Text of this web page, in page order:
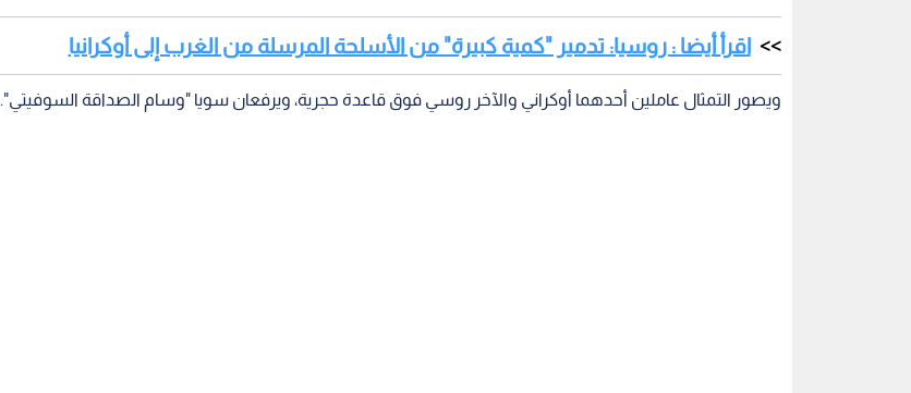
اقرأ أيضا : روسيا: تدمير "كمية كبيرة" من الأسلحة المرسلة من الغرب إلى أوكرانيا
ويصور التمثال عاملين أحدهما أوكراني والآخر روسي فوق قاعدة حجرية، ويرفعان سويا "وسام الصداقة السوفيتي".